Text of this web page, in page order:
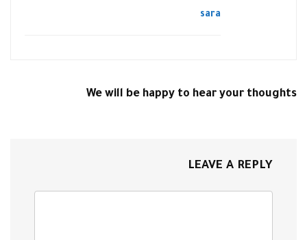
sara
We will be happy to hear your thoughts
LEAVE A REPLY